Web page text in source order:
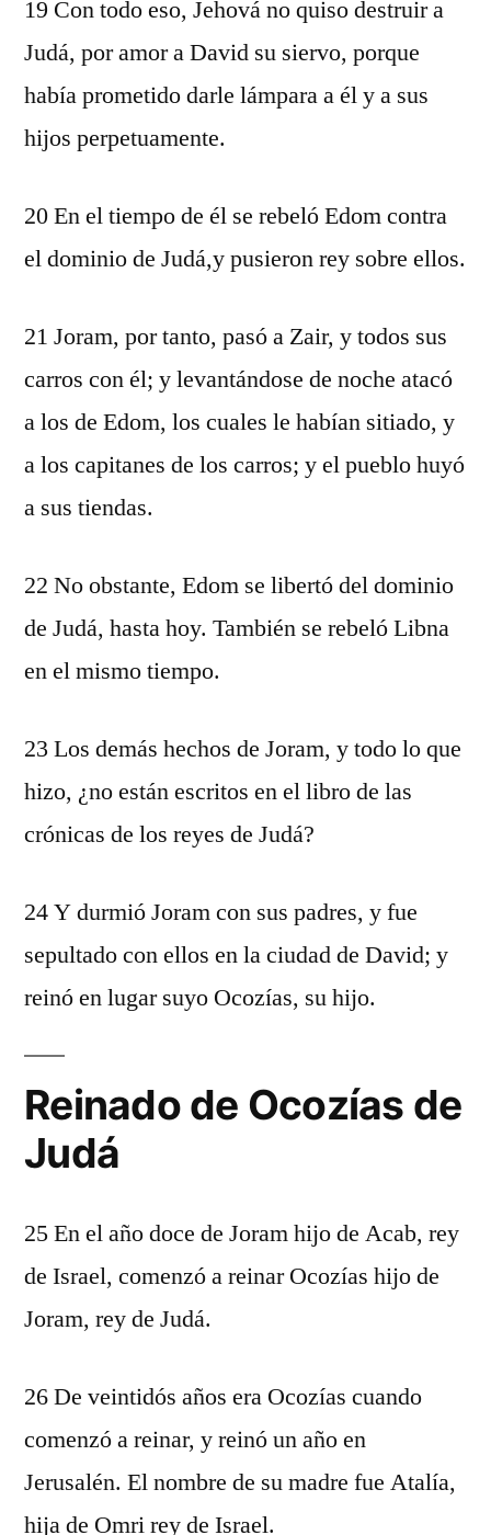
19 Con todo eso, Jehová no quiso destruir a
Judá, por amor a David su siervo, porque
había prometido darle lámpara a él y a sus
hijos perpetuamente.
20 En el tiempo de él se rebeló Edom contra
el dominio de Judá,y pusieron rey sobre ellos.
21 Joram, por tanto, pasó a Zair, y todos sus
carros con él; y levantándose de noche atacó
a los de Edom, los cuales le habían sitiado, y
a los capitanes de los carros; y el pueblo huyó
a sus tiendas.
22 No obstante, Edom se libertó del dominio
de Judá, hasta hoy. También se rebeló Libna
en el mismo tiempo.
23 Los demás hechos de Joram, y todo lo que
hizo, ¿no están escritos en el libro de las
crónicas de los reyes de Judá?
24 Y durmió Joram con sus padres, y fue
sepultado con ellos en la ciudad de David; y
reinó en lugar suyo Ocozías, su hijo.
Reinado de Ocozías de
Judá
25 En el año doce de Joram hijo de Acab, rey
de Israel, comenzó a reinar Ocozías hijo de
Joram, rey de Judá.
26 De veintidós años era Ocozías cuando
comenzó a reinar, y reinó un año en
Jerusalén. El nombre de su madre fue Atalía,
hija de Omri rey de Israel.